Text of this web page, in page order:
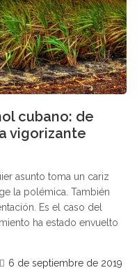
cubano: de
vigorizante
asunto toma un cariz
la polémica. También
Es el caso del
ha estado envuelto
6 de septiembre de 2019